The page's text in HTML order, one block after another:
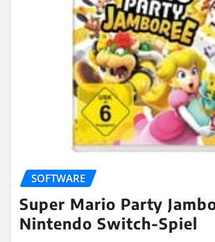
SOFTWARE
Super Mario Party
Nintendo Switch-Spiel